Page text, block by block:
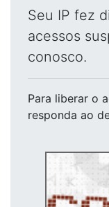
Seu IP fez
acessos
conosco.
Para liberar o
responda ao